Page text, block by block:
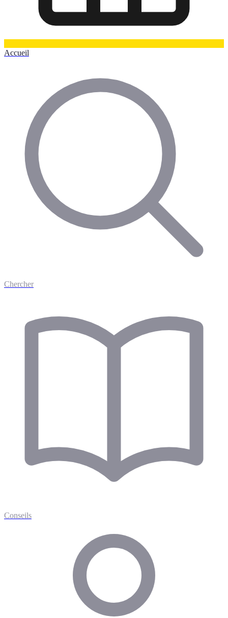
Accueil
Chercher
Conseils